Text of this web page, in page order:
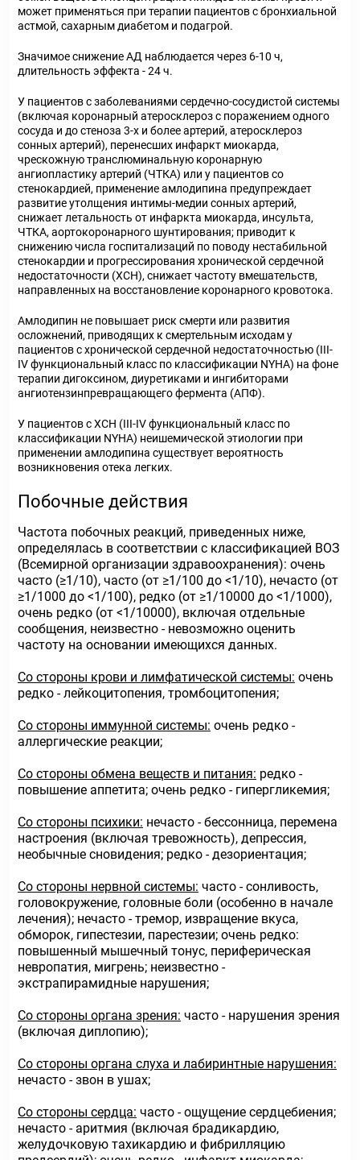
может применяться при терапии пациентов с бронхиальной
астмой, сахарным диабетом и подагрой.
Значимое снижение АД наблюдается через 6-10 ч,
длительность эффекта - 24 ч.
У пациентов с заболеваниями сердечно-сосудистой системы
(включая коронарный атеросклероз с поражением одного
сосуда и до стеноза 3-х и более артерий, атеросклероз
сонных артерий), перенесших инфаркт миокарда,
чрескожную транслюминальную коронарную
ангиопластику артерий (ЧТКА) или у пациентов со
стенокардией, применение амлодипина предупреждает
развитие утолщения интимы-медии сонных артерий,
снижает летальность от инфаркта миокарда, инсульта,
ЧТКА, аортокоронарного шунтирования; приводит к
снижению числа госпитализаций по поводу нестабильной
стенокардии и прогрессирования хронической сердечной
недостаточности (ХСН), снижает частоту вмешательств,
направленных на восстановление коронарного кровотока.
Амлодипин не повышает риск смерти или развития
осложнений, приводящих к смертельным исходам у
пациентов с хронической сердечной недостаточностью (III-
IV функциональный класс по классификации NYHA) на фоне
терапии дигоксином, диуретиками и ингибиторами
ангиотензинпревращающего фермента (АПФ).
У пациентов с ХСН (III-IV функциональный класс по
классификации NYHA) неишемической этиологии при
применении амлодипина существует вероятность
возникновения отека легких.
Побочные действия
Частота побочных реакций, приведенных ниже,
определялась в соответствии с классификацией ВОЗ
(Всемирной организации здравоохранения): очень
часто (≥1/10), часто (от ≥1/100 до <1/10), нечасто (от
≥1/1000 до <1/100), редко (от ≥1/10000 до <1/1000),
очень редко (от <1/10000), включая отдельные
сообщения, неизвестно - невозможно оценить
частоту на основании имеющихся данных.
Со стороны крови и лимфатической системы: очень
редко - лейкоцитопения, тромбоцитопения;
Со стороны иммунной системы: очень редко -
аллергические реакции;
Со стороны обмена веществ и питания: редко -
повышение аппетита; очень редко - гипергликемия;
Со стороны психики: нечасто - бессонница, перемена
настроения (включая тревожность), депрессия,
необычные сновидения; редко - дезориентация;
Со стороны нервной системы: часто - сонливость,
головокружение, головные боли (особенно в начале
лечения); нечасто - тремор, извращение вкуса,
обморок, гипестезии, парестезии; очень редко:
повышенный мышечный тонус, периферическая
невропатия, мигрень; неизвестно -
экстрапирамидные нарушения;
Со стороны органа зрения: часто - нарушения зрения
(включая диплопию);
Со стороны органа слуха и лабиринтные нарушения:
нечасто - звон в ушах;
Со стороны сердца: часто - ощущение сердцебиения;
нечасто - аритмия (включая брадикардию,
желудочковую тахикардию и фибрилляцию